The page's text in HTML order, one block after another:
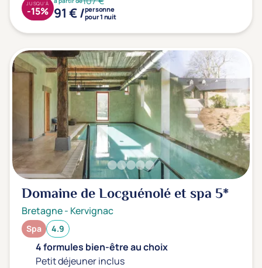
91 € /personne
pour 1 nuit
JUSQU'À
-15%
Domaine de Locguénolé et spa 5*
Bretagne- Kervignac
Spa 4.9
4 formules bien-être au choix
Petit déjeuner inclus